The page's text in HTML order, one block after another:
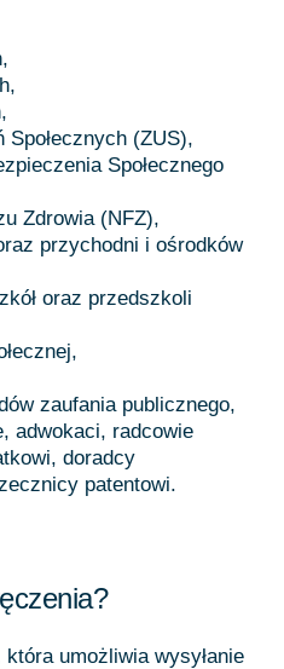
Społecznych (ZUS),
Społecznego
Zdrowia (NFZ),
przychodni i ośrodków
oraz przedszkoli
zaufania publicznego,
adwokaci, radcowie
doradcy
patentowi.
która umożliwia wysyłanie